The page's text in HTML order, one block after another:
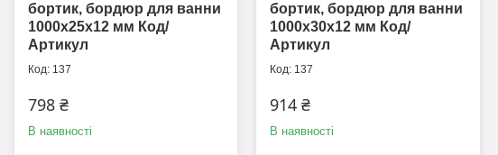
бортик, бордюр для ванни
1000х25х12 мм Код/
Артикул
137
798 ₴
В наявності
бортик, бордюр для ванни
1000х30х12 мм Код/
Артикул
137
914 ₴
В наявності